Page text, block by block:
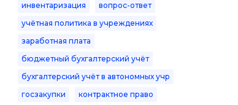
инвентаризация
вопрос-ответ
учётная политика в учреждениях
заработная плата
бюджетный бухгалтерский учёт
бухгалтерский учёт в автономных учр
госзакупки
контрактное право